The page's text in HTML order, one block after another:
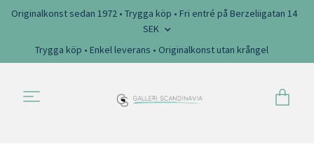
Originalkonst sedan 1972 • Trygga köp • Fri entré på Berzeliigatan 14
SEK
Trygga köp • Enkel leverans • Originalkonst utan krångel